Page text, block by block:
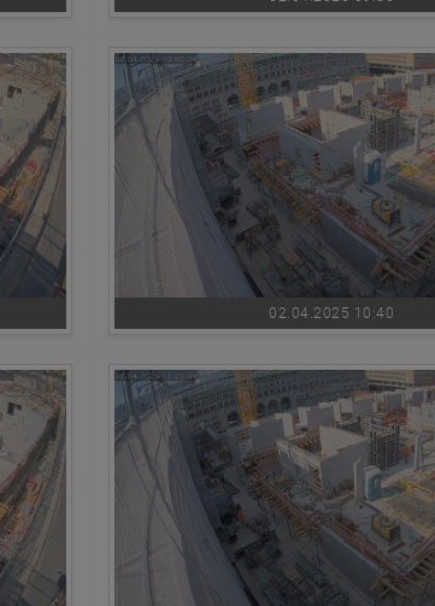
02.04.2025 10:40